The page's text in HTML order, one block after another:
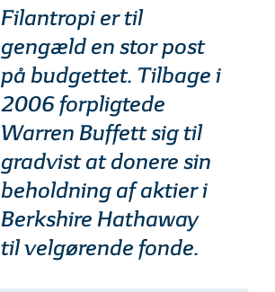
Filantropi er til
gengæld en stor post
på budgettet. Tilbage i
2006 forpligtede
Warren Buffett sig til
gradvist at donere sin
beholdning af aktier i
Berkshire Hathaway
til velgørende fonde.